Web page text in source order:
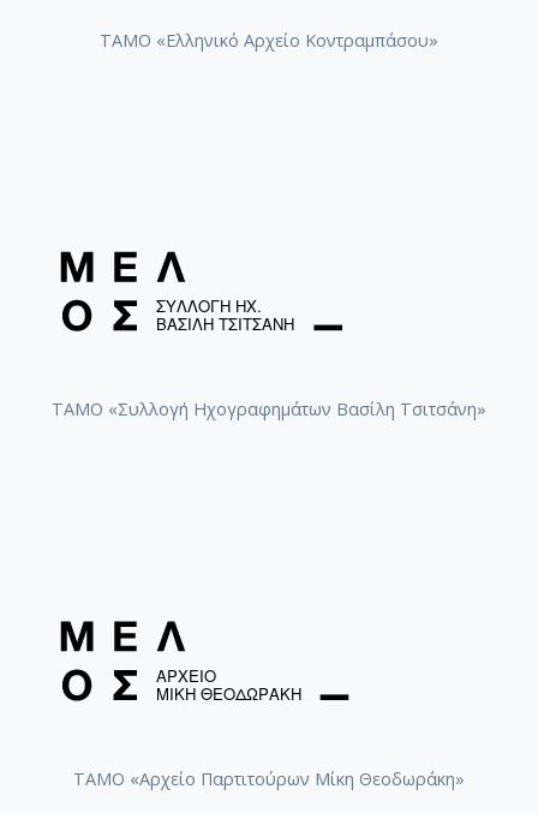
ΤΑΜΟ «Ελληνικό Αρχείο Κοντραμπάσου»
ΤΑΜΟ «Συλλογή Ηχογραφημάτων Βασίλη Τσιτσάνη»
ΤΑΜΟ «Αρχείο Παρτιτούρων Μίκη Θεοδωράκη»